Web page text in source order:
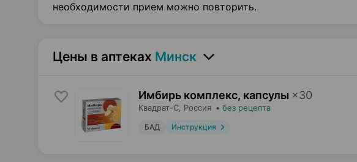
необходимости прием можно повторить.
Цены в аптеках Минск
Имбирь комплекс, капсулы ×30
Квадрат-С , Россия • без рецепта
БАД Инструкция